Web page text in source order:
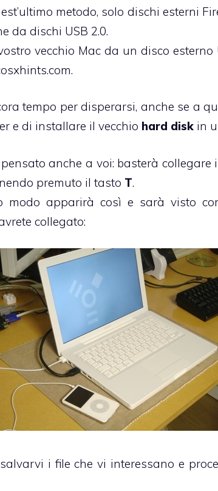
metodo, solo dischi esterni
da dischi USB 2.0.
vecchio Mac da un disco esterno
.
tempo per disperarsi, anche se a
e di installare il vecchio hard disk in
anche a voi: basterà collegare
premuto il tasto T.
modo apparirà così e sarà visto
collegato:
i file che vi interessano e